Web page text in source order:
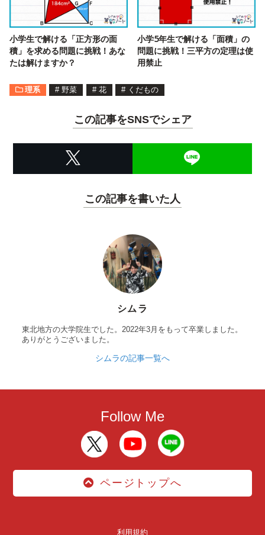
小学生で解ける「正方形の面
積」を求める問題に挑戦！あな
たは解けますか？
小学5年生で解ける「面積」の
問題に挑戦！三平方の定理は使
用禁止
理系 # 野菜 # 花 # くだもの
この記事をSNSでシェア
この記事を書いた人
シムラ
東北地方の大学院生でした。2022年3月をもって卒業しました。
ありがとうございました。
シムラの記事一覧へ
Follow Me
ページトップへ
利用規約